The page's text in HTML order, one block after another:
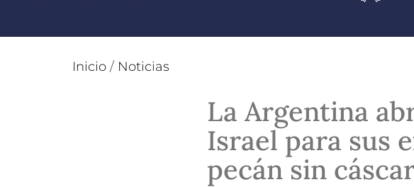
Inicio / Noticias
La Argentina
Israel para sus
pecán sin